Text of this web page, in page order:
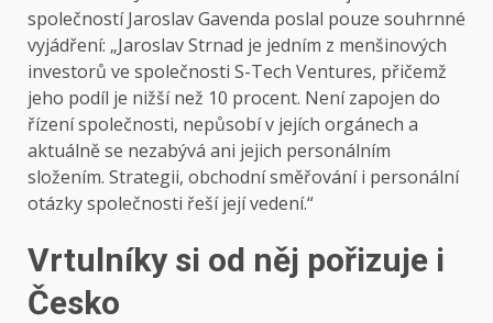
společností Jaroslav Gavenda poslal pouze souhrnné
vyjádření: „Jaroslav Strnad je jedním z menšinových
investorů ve společnosti S-Tech Ventures, přičemž
jeho podíl je nižší než 10 procent. Není zapojen do
řízení společnosti, nepůsobí v jejích orgánech a
aktuálně se nezabývá ani jejich personálním
složením. Strategii, obchodní směřování i personální
otázky společnosti řeší její vedení.“
Vrtulníky si od něj pořizuje i
Česko